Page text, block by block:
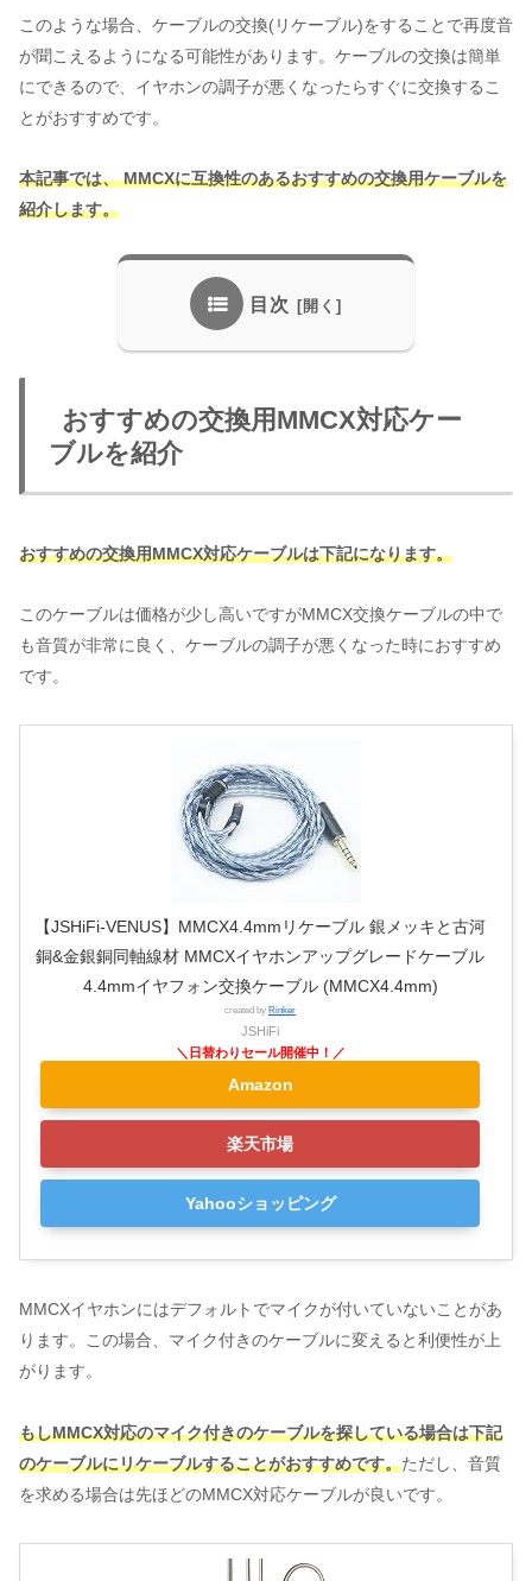
このような場合、ケーブルの交換(リケーブル)をすることで再度音
が聞こえるようになる可能性があります。ケーブルの交換は簡単
にできるので、イヤホンの調子が悪くなったらすぐに交換するこ
とがおすすめです。
本記事では、 MMCXに互換性のあるおすすめの交換用ケーブルを
紹介します。
目次
おすすめの交換用MMCX対応ケー
ブルを紹介
おすすめの交換用MMCX対応ケーブルは下記になります。
このケーブルは価格が少し高いですがMMCX交換ケーブルの中で
も音質が非常に良く、ケーブルの調子が悪くなった時におすすめ
です。
【JSHiFi-VENUS】MMCX4.4mmリケーブル 銀メッキと古河
銅&金銀銅同軸線材 MMCXイヤホンアップグレードケーブル
4.4mmイヤフォン交換ケーブル (MMCX4.4mm)
created by Rinker
JSHiFi
Amazon
楽天市場
Yahooショッピング
MMCXイヤホンにはデフォルトでマイクが付いていないことがあ
ります。この場合、マイク付きのケーブルに変えると利便性が上
がります。
もしMMCX対応のマイク付きのケーブルを探している場合は下記
のケーブルにリケーブルすることがおすすめです。ただし、音質
を求める場合は先ほどのMMCX対応ケーブルが良いです。